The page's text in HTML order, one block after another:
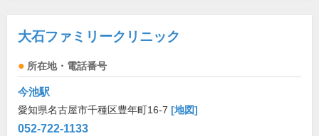
大石ファミリークリニック
所在地・電話番号
今池駅
愛知県名古屋市千種区豊年町16-7 [地図]
052-722-1133